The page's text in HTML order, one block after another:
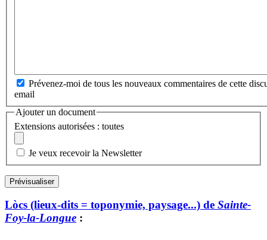
Prévenez-moi de tous les nouveaux commentaires de cette
email
Ajouter un document
Extensions autorisées : toutes
Je veux recevoir la Newsletter
Lòcs (lieux-dits = toponymie, paysage...) de Sainte-
Foy-la-Longue :